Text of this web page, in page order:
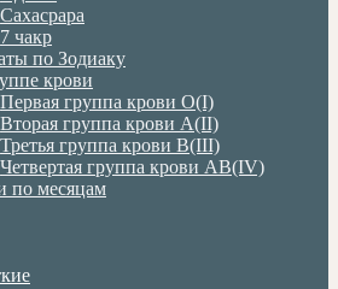
Сахасрара
7 чакр
по Зодиаку
крови
Первая группа крови О(I)
Вторая группа крови А(II)
Третья группа крови В(III)
Четвертая группа крови АВ(IV)
по месяцам